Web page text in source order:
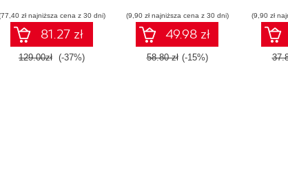
zł najniższa cena z 30 dni)
81.27 zł
129.00zł (-37%)
(9,90 zł najniższa cena z 30 dni)
49.98 zł
58.80 zł (-15%)
(9,90 zł